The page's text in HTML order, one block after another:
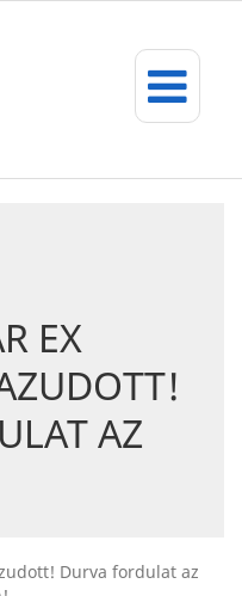
EX
AZ